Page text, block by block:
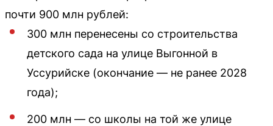
почти 900 млн рублей:
300 млн перенесены со строительства
детского сада на улице Выгонной в
Уссурийске (окончание — не ранее 2028
года);
200 млн — со школы на той же улице